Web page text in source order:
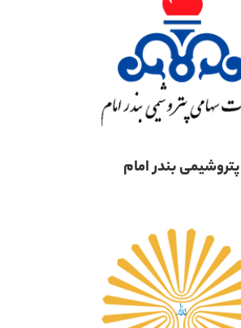
پتروشیمی بندر امام